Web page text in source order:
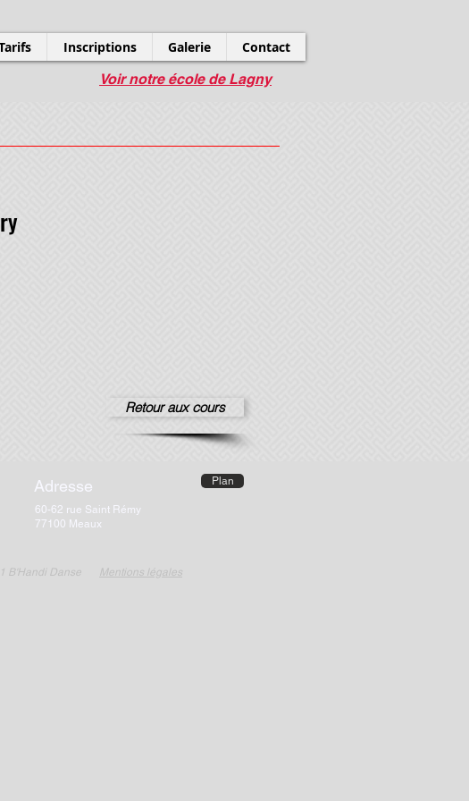
Inscriptions Galerie Contact
Voir notre école de Lagny
Retour aux cours
Adresse
60-62 rue Saint Rémy
77100 Meaux
Plan
B'Handi Danse Mentions légales